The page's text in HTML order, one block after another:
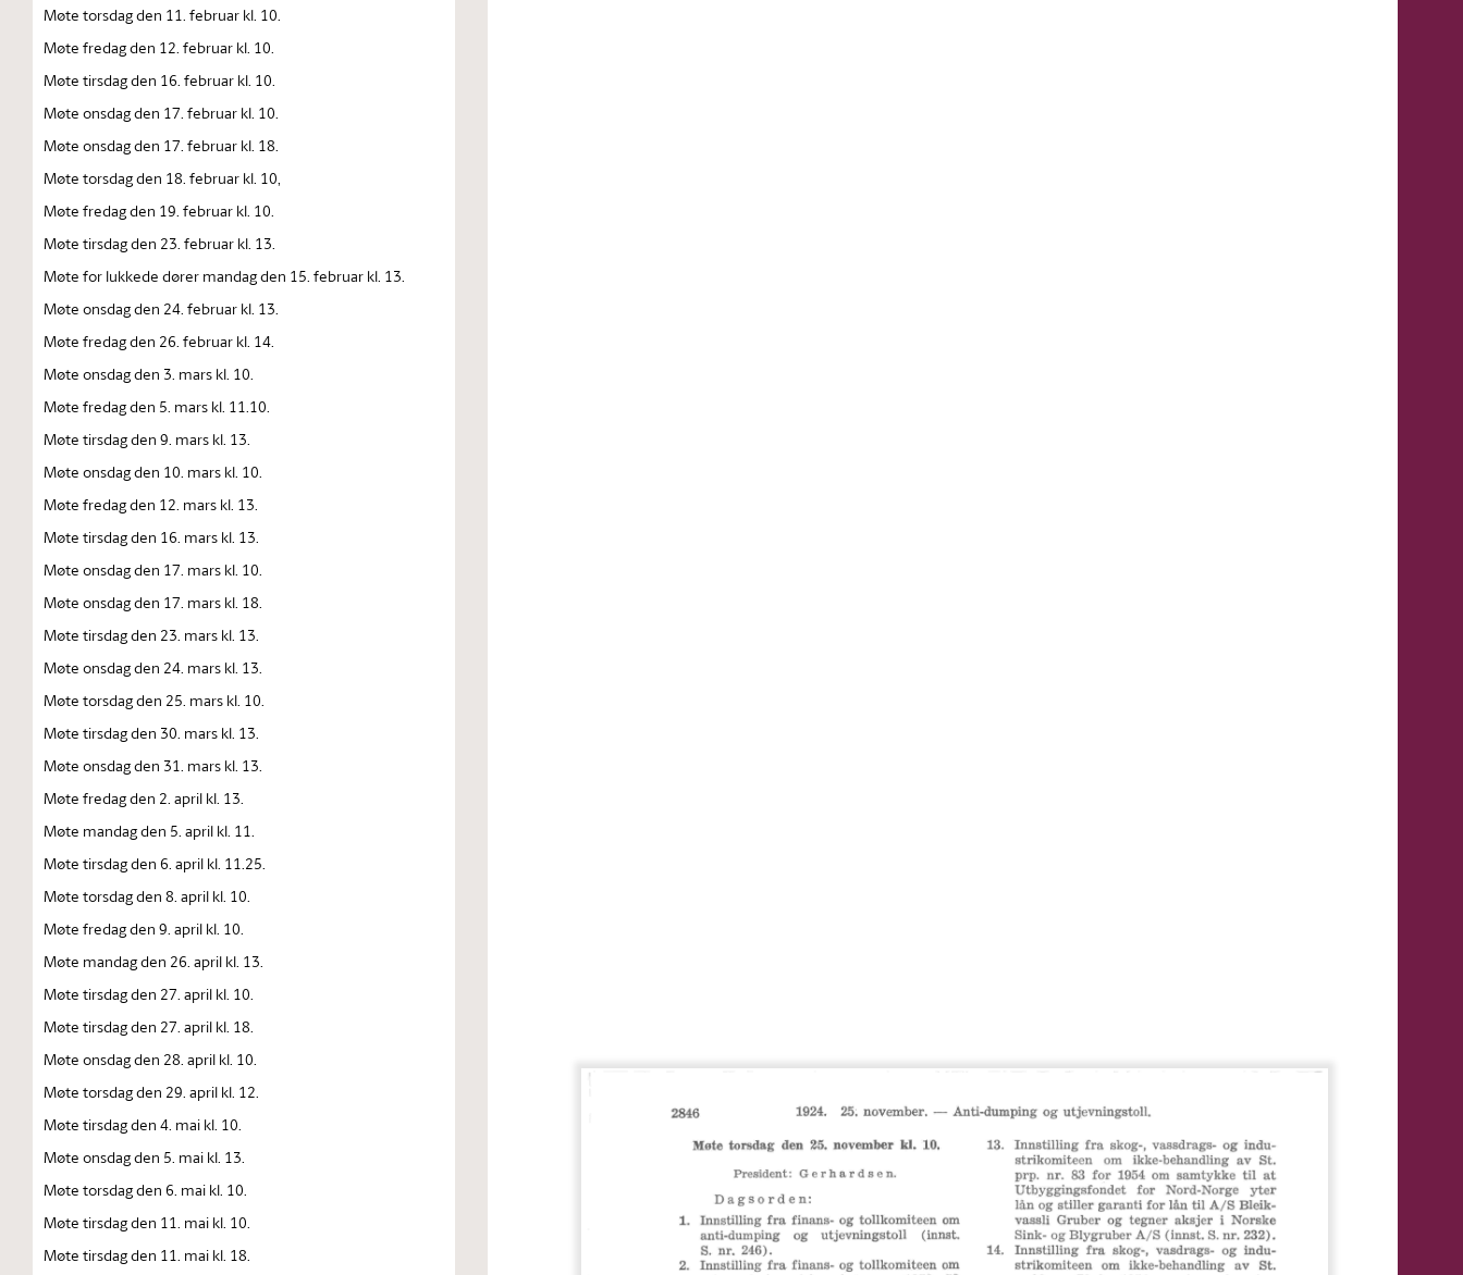
Møte torsdag den 11. februar kl. 10.
Møte fredag den 12. februar kl. 10.
Møte tirsdag den 16. februar kl. 10.
Møte onsdag den 17. februar kl. 10.
Møte onsdag den 17. februar kl. 18.
Møte torsdag den 18. februar kl. 10,
Møte fredag den 19. februar kl. 10.
Møte tirsdag den 23. februar kl. 13.
Møte for lukkede dører mandag den 15. februar kl. 13.
Møte onsdag den 24. februar kl. 13.
Møte fredag den 26. februar kl. 14.
Møte onsdag den 3. mars kl. 10.
Møte fredag den 5. mars kl. 11.10.
Møte tirsdag den 9. mars kl. 13.
Møte onsdag den 10. mars kl. 10.
Møte fredag den 12. mars kl. 13.
Møte tirsdag den 16. mars kl. 13.
Møte onsdag den 17. mars kl. 10.
Møte onsdag den 17. mars kl. 18.
Møte tirsdag den 23. mars kl. 13.
Møte onsdag den 24. mars kl. 13.
Møte torsdag den 25. mars kl. 10.
Møte tirsdag den 30. mars kl. 13.
Møte onsdag den 31. mars kl. 13.
Møte fredag den 2. april kl. 13.
Møte mandag den 5. april kl. 11.
Møte tirsdag den 6. april kl. 11.25.
Møte torsdag den 8. april kl. 10.
Møte fredag den 9. april kl. 10.
Møte mandag den 26. april kl. 13.
Møte tirsdag den 27. april kl. 10.
Møte tirsdag den 27. april kl. 18.
Møte onsdag den 28. april kl. 10.
Møte torsdag den 29. april kl. 12.
Møte tirsdag den 4. mai kl. 10.
Møte onsdag den 5. mai kl. 13.
Møte torsdag den 6. mai kl. 10.
Møte tirsdag den 11. mai kl. 10.
Møte tirsdag den 11. mai kl. 18.